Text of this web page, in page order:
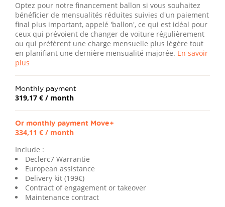
Optez pour notre financement ballon si vous souhaitez
bénéficier de mensualités réduites suivies d'un paiement
final plus important, appelé 'ballon', ce qui est idéal pour
ceux qui prévoient de changer de voiture régulièrement
ou qui préfèrent une charge mensuelle plus légère tout
en planifiant une dernière mensualité majorée. En savoir
plus
Monthly payment
319,17 € / month
Or monthly payment Move+
334,11 € / month
Include :
Declerc7 Warrantie
European assistance
Delivery kit (199€)
Contract of engagement or takeover
Maintenance contract